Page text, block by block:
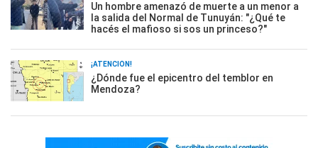
Un hombre amenazó de muerte a un menor a
la salida del Normal de Tunuyán: "¿Qué te
hacés el mafioso si sos un princeso?"
¡ATENCIÓN!
¿Dónde fue el epicentro del temblor en
Mendoza?